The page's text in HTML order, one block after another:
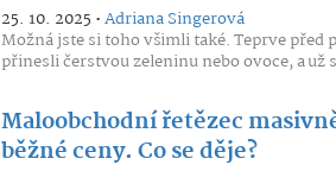
25. 10. 2025 •Adriana Singerová
Možná jste si toho všimli také. Teprve před
přinesli čerstvou zeleninu nebo ovoce, a už
Maloobchodní řetězec
běžné ceny. Co se děje?